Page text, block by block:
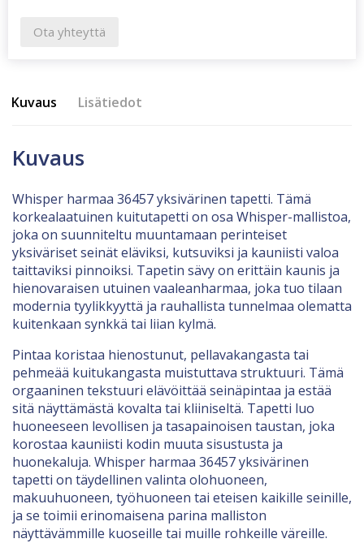
Ota yhteyttä
Kuvaus Lisätiedot
Kuvaus
Whisper harmaa 36457 yksivärinen tapetti. Tämä
korkealaatuinen kuitutapetti on osa Whisper-mallistoa,
joka on suunniteltu muuntamaan perinteiset
yksiväriset seinät eläviksi, kutsuviksi ja kauniisti valoa
taittaviksi pinnoiksi. Tapetin sävy on erittäin kaunis ja
hienovaraisen utuinen vaaleanharmaa, joka tuo tilaan
modernia tyylikkyyttä ja rauhallista tunnelmaa olematta
kuitenkaan synkkä tai liian kylmä.
Pintaa koristaa hienostunut, pellavakangasta tai
pehmeää kuitukangasta muistuttava struktuuri. Tämä
orgaaninen tekstuuri elävöittää seinäpintaa ja estää
sitä näyttämästä kovalta tai kliiniseltä. Tapetti luo
huoneeseen levollisen ja tasapainoisen taustan, joka
korostaa kauniisti kodin muuta sisustusta ja
huonekaluja. Whisper harmaa 36457 yksivärinen
tapetti on täydellinen valinta olohuoneen,
makuuhuoneen, työhuoneen tai eteisen kaikille seinille,
ja se toimii erinomaisena parina malliston
näyttävämmille kuoseille tai muille rohkeille väreille.